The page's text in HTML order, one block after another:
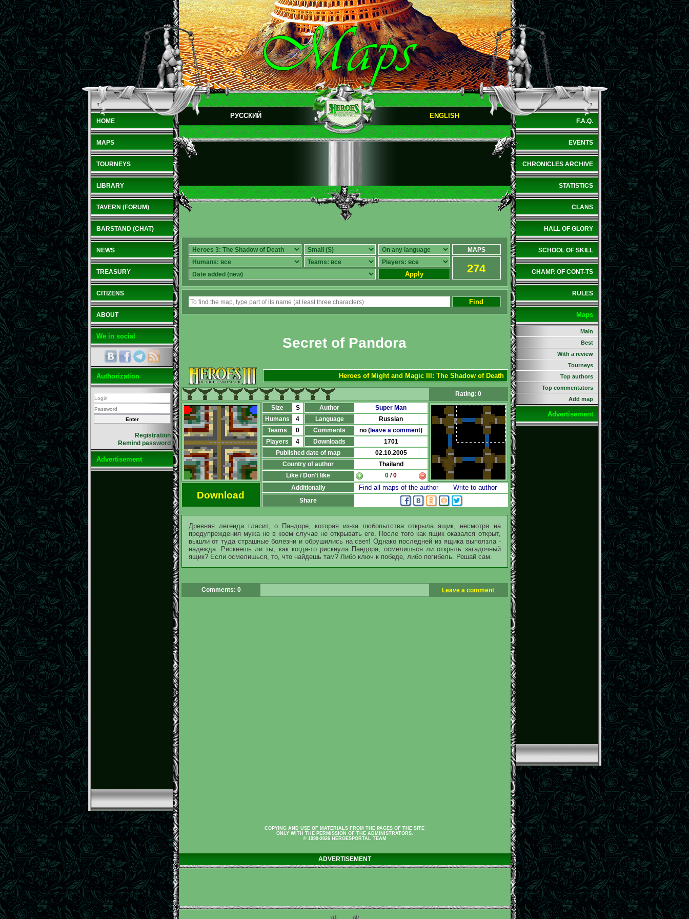
HOME
MAPS
TOURNEYS
LIBRARY
TAVERN (FORUM)
BARSTAND (CHAT)
NEWS
TREASURY
CITIZENS
ABOUT
We in social
Authorization
Registration
Remind password
Advertisement
РУССКИЙ ENGLISH
Apply
MAPS
274
Find
Secret of Pandora
Heroes of Might and Magic III: The Shadow of Death
Rating: 0
Size
S Author
Super Man
Humans
4 Language
Russian
Teams
0 Comments no ( leave a comment)
Players
4 Downloads
1701
Published date of map
02.10.2005
Country of author
Thailand
Like / Don't like
0 /0
Download
Additionally Find all maps of the author Write to author
Share
Древняя легенда гласит, о Пандоре, которая из-за любопытства открыла ящик, несмотря на
предупреждения мужа не в коем случае не открывать его. После того как ящик оказался открыт,
вышли от туда страшные болезни и обрушились на свет! Однако последней из ящика выползла -
надежда. Рискнешь ли ты, как когда-то рискнула Пандора, осмелишься ли открыть загадочный
ящик? Если осмелишься, то, что найдешь там? Либо ключ к победе, либо погибель. Решай сам.
Comments: 0 Leave a comment
F.A.Q.
EVENTS
CHRONICLES ARCHIVE
STATISTICS
CLANS
HALL OF GLORY
SCHOOL OF SKILL
CHAMP. OF CONT-TS
RULES
Maps
Main
Best
With a review
Tourneys
Top authors
Top commentators
Add map
Advertisement
COPYING AND USE OF MATERIALS FROM THE PAGES OF THE SITE
ONLY WITH THE PERMISSION OF THE ADMINISTRATORS.
© 1999-2026 HEROESPORTAL TEAM
ADVERTISEMENT